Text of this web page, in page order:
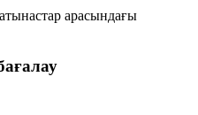
арасындағы